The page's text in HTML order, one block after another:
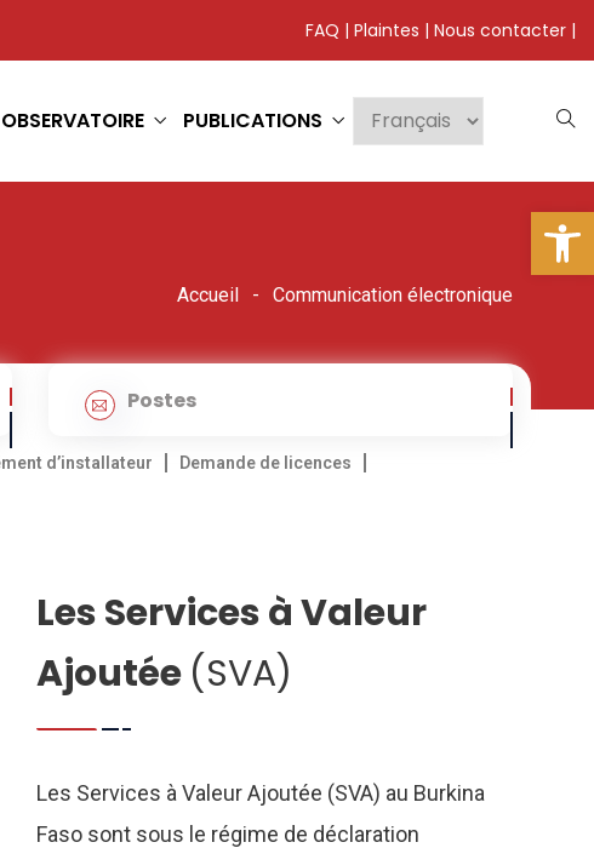
FAQ | Plaintes | Nous contacter |
OBSERVATOIRE PUBLICATIONS
Accueil Communication électronique
Postes
d’installateur Demande de licences
Les Services à Valeur
Ajoutée (SVA)
Les Services à Valeur Ajoutée (SVA) au Burkina
Faso sont sous le régime de déclaration